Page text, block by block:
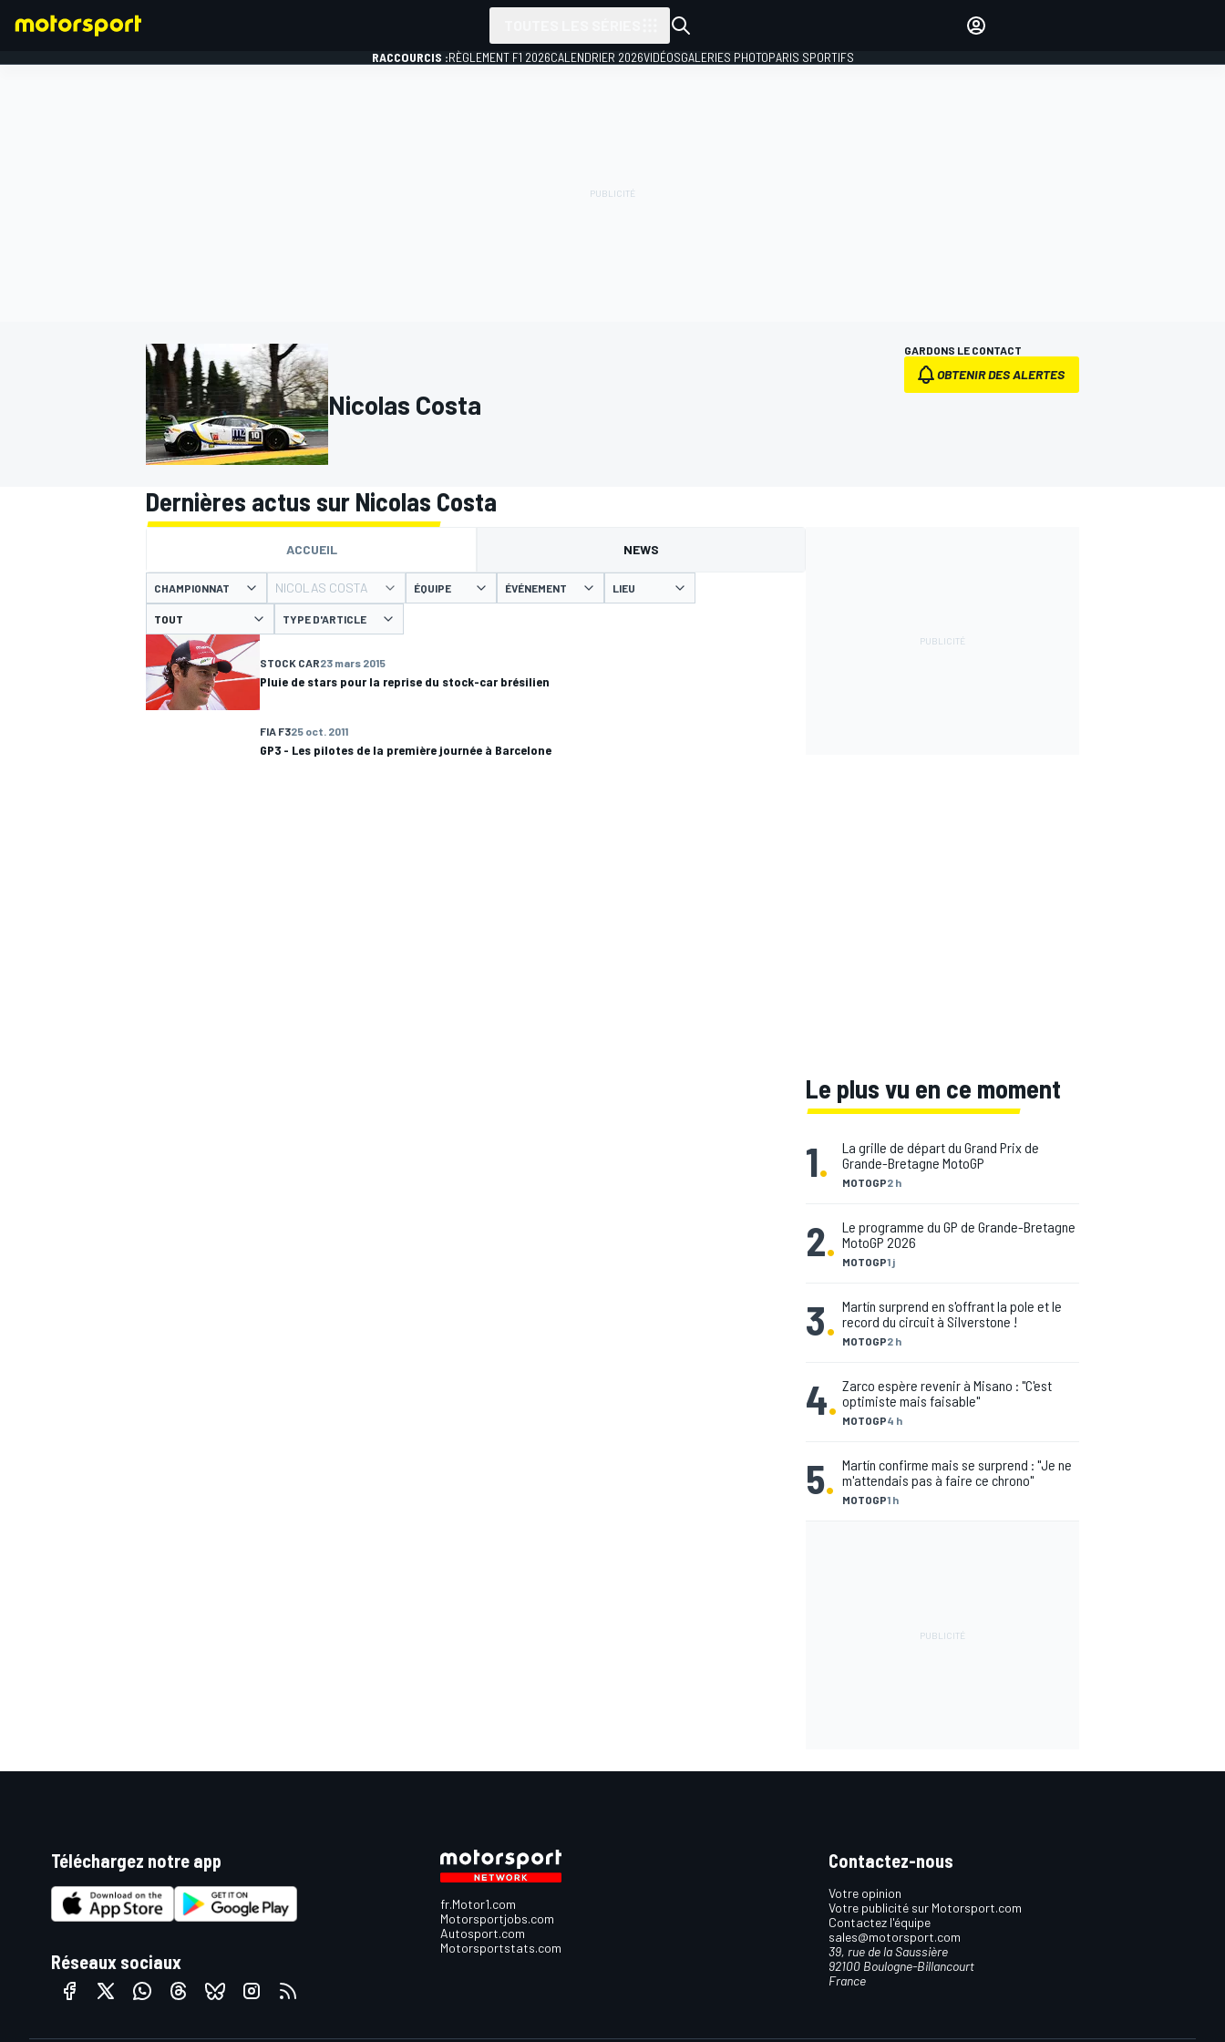
RACCOURCIS :RÈGLEMENT F1 2026CALENDRIER 2026VIDÉOSGALERIES PHOTOPARIS SPORTIFS
Nicolas Costa
GARDONS LE CONTACT
OBTENIR DES ALERTES
Dernières actus sur Nicolas Costa
ACCUEIL NEWS
CHAMPIONNAT NICOLAS COSTA ÉQUIPE ÉVÉNEMENT LIEU
TYPE D'ARTICLE
STOCK CAR23 mars 2015
Pluie de stars pour la reprise du stock-car brésilien
FIA F325 oct. 2011
GP3 - Les pilotes de la première journée à Barcelone
Le plus vu en ce moment
1. MOTOGP2 h
La grille de départ du Grand Prix de
Grande-Bretagne MotoGP
2. MOTOGP1 j
Le programme du GP de Grande-Bretagne
MotoGP 2026
3. MOTOGP2 h
Martín surprend en s'offrant la pole et le
record du circuit à Silverstone !
4. MOTOGP4 h
Zarco espère revenir à Misano : "C'est
optimiste mais faisable"
5. MOTOGP1 h
Martín confirme mais se surprend : "Je ne
m'attendais pas à faire ce chrono"
Téléchargez notre app
Réseaux sociaux
fr.Motor1.com
Motorsportjobs.com
Autosport.com
Motorsportstats.com
Contactez-nous
Votre opinion
Votre publicité sur Motorsport.com
Contactez l'équipe
sales@motorsport.com
39, rue de la Saussière
92100 Boulogne-Billancourt
France